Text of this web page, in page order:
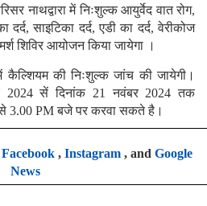
नाथद्वारा में निःशुल्क आयुर्वेद वात रोग,
दर्द, साइटिका दर्द, एडी का दर्द, वेरीकोज
शिविर आयोजन किया जायेगा ।
में कैल्शियम की निःशुल्क जांच की जायेगी।
2024 सें दिनांक 21 नवंबर 2024 तक
3.00 PM बजे पर करवा सकते है।
Facebook, Instagram, and Google
News